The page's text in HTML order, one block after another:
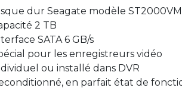
dur Seagate modèle
2 TB
SATA 6 GB/s
pour les enregistreurs vidéo
ou installé dans DVR
en parfait état de